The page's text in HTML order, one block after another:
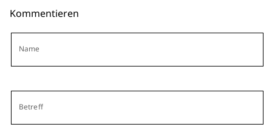
Kommentieren
Name
Betreff